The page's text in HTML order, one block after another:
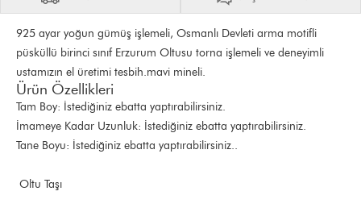
925 ayar yoğun gümüş işlemeli, Osmanlı Devleti arma motifli
püsküllü birinci sınıf Erzurum Oltusu torna işlemeli ve deneyimli
ustamızın el üretimi tesbih.mavi mineli.
Ürün Özellikleri
Tam Boy: İstediğiniz ebatta yaptırabilirsiniz.
İmameye Kadar Uzunluk: İstediğiniz ebatta yaptırabilirsiniz.
Tane Boyu: İstediğiniz ebatta yaptırabilirsiniz..
Oltu Taşı